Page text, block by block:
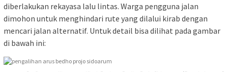
diberlakukan rekayasa lalu lintas. Warga pengguna jalan
dimohon untuk menghindari rute yang dilalui kirab dengan
mencari jalan alternatif. Untuk detail bisa dilihat pada gambar
di bawah ini: